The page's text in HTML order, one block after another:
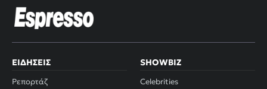
ΕΙΔΉΣΕΙΣ
Ρεπορτάζ
SHOWBIZ
Celebrities